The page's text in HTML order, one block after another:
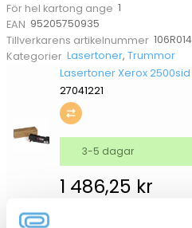
För hel kartong ange 1
EAN 95205750935
Tillverkarens artikelnummer
Kategorier Lasertoner,Trummor
Lasertoner Xerox 2500sid
27041221
1 486,25 kr
3-5 dagar
Lasertoner Xerox Phaser